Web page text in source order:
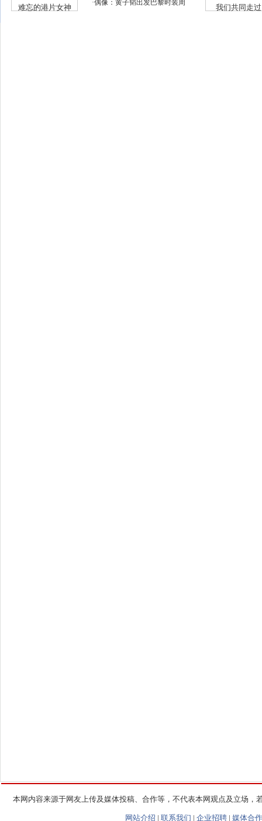
本网内容来源于网友上传及媒体投稿、合作等，不代表本网观点及立场
网站介绍 | 联系我们 | 企业招聘 | 媒体合作